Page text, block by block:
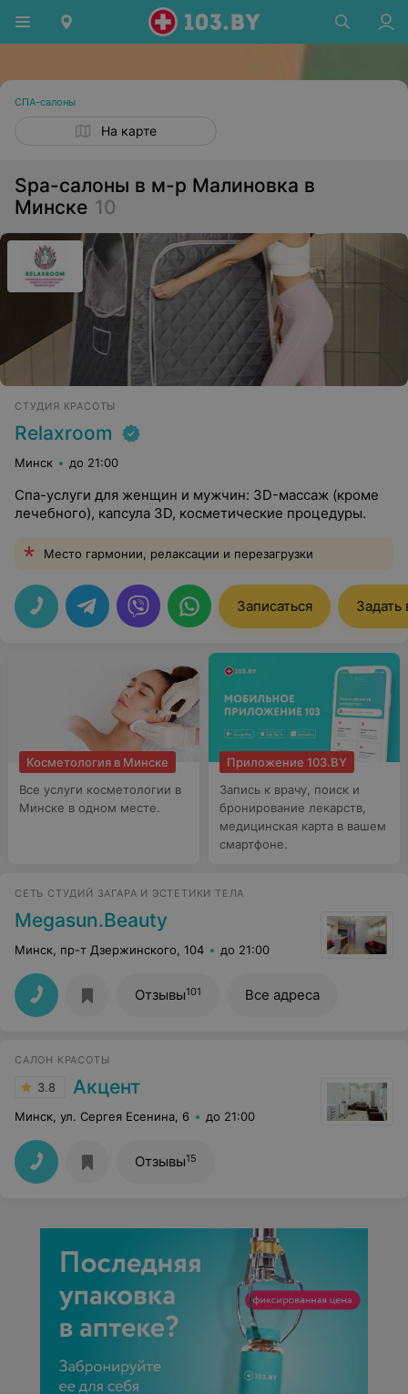
СПА-салоны
На карте
Spa-салоны в м-р Малиновка в
Минске 10
СТУДИЯ КРАСОТЫ
Relaxroom
Минск до 21:00
Спа-услуги для женщин и мужчин: 3D-массаж (кроме
лечебного), капсула 3D, косметические процедуры.
Место гармонии, релаксации и перезагрузки
Записаться Задать
Косметология в Минске
Все услуги косметологии в
Минске в одном месте.
Приложение 103.BY
Запись к врачу, поиск и
бронирование лекарств,
медицинская карта в вашем
смартфоне.
СЕТЬ СТУДИЙ ЗАГАРА И ЭСТЕТИКИ ТЕЛА
Megasun.Beauty
Минск, пр-т Дзержинского, 104 до 21:00
Отзывы101 Все адреса
САЛОН КРАСОТЫ
3.8 Акцент
Минск, ул. Сергея Есенина, 6 до 21:00
Отзывы15